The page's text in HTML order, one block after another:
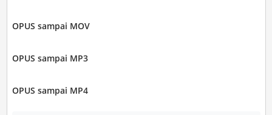
OPUS sampai MOV
OPUS sampai MP3
OPUS sampai MP4